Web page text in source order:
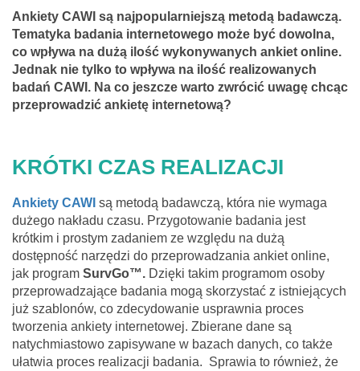
Ankiety CAWI są najpopularniejszą metodą badawczą.
Tematyka badania internetowego może być dowolna,
co wpływa na dużą ilość wykonywanych ankiet online.
Jednak nie tylko to wpływa na ilość realizowanych
badań CAWI. Na co jeszcze warto zwrócić uwagę chcąc
przeprowadzić ankietę internetową?
KRÓTKI CZAS REALIZACJI
Ankiety CAWI są metodą badawczą, która nie wymaga
dużego nakładu czasu. Przygotowanie badania jest
krótkim i prostym zadaniem ze względu na dużą
dostępność narzędzi do przeprowadzania ankiet online,
jak program SurvGo™. Dzięki takim programom osoby
przeprowadzające badania mogą skorzystać z istniejących
już szablonów, co zdecydowanie usprawnia proces
tworzenia ankiety internetowej. Zbierane dane są
natychmiastowo zapisywane w bazach danych, co także
ułatwia proces realizacji badania. Sprawia to również, że